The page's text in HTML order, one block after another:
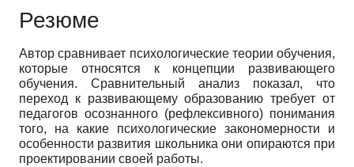
Резюме
Автор сравнивает психологические теории обучения,
которые относятся к концепции развивающего
обучения. Сравнительный анализ показал, что
переход к развивающему образованию требует от
педагогов осознанного (рефлексивного) понимания
того, на какие психологические закономерности и
особенности развития школьника они опираются при
проектировании своей работы.